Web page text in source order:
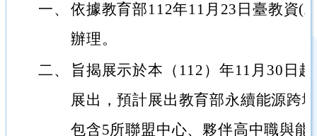
一、 依據教育部112年11月23日臺教資(
辦理。
二、
旨揭展示於本（112）年11月30日
展出，預計展出教育部永續能源跨
包含5所聯盟中心、夥伴高中職與